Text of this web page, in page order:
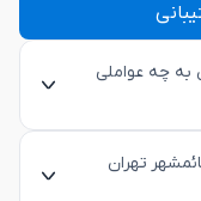
به چه عواملی
تهران